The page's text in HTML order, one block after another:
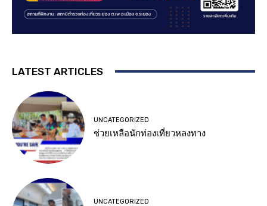
LATEST ARTICLES
UNCATEGORIZED
ช่วยเหลือนักท่องเที่ยวหลงทาง
UNCATEGORIZED